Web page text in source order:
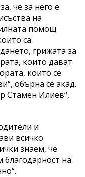
че за него е
на
помощ
са
грижата за
които дават
които се
обърна се акад.
Стамен Илиев“,
и
всичко
знаем, че
на